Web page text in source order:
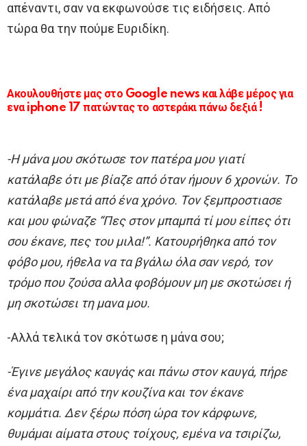
απέναντι, σαν να εκφωνούσε τις ειδήσεις. Από
τώρα θα την πούμε Ευριδίκη.
Ακουλουθήστε μας στο Google news και λάβε μέρος για
ενα iphone 17 πατώντας το αστεράκι πάνω δεξιά !
-Η μάνα μου σκότωσε τον πατέρα μου γιατί
κατάλαβε ότι με βίαζε από όταν ήμουν 6 χρονών. Το
κατάλαβε μετά από ένα χρόνο. Τον ξεμπροστιασε
και μου φώναζε “Πες στον μπαμπά τί μου είπες ότι
σου έκανε, πες του μιλα!”. Κατουρήθηκα από τον
φόβο μου, ήθελα να τα βγάλω όλα σαν νερό, τον
τρόμο που ζούσα αλλα φοβόμουν μη με σκοτώσει ή
μη σκοτώσει τη μανα μου.
-Αλλά τελικά τον σκότωσε η μάνα σου;
-Έγινε μεγάλος καυγάς και πάνω στον καυγά, πήρε
ένα μαχαίρι από την κουζίνα και τον έκανε
κομμάτια. Δεν ξέρω πόση ώρα τον κάρφωνε,
θυμάμαι αίματα στους τοίχους, εμένα να τσιρίζω,